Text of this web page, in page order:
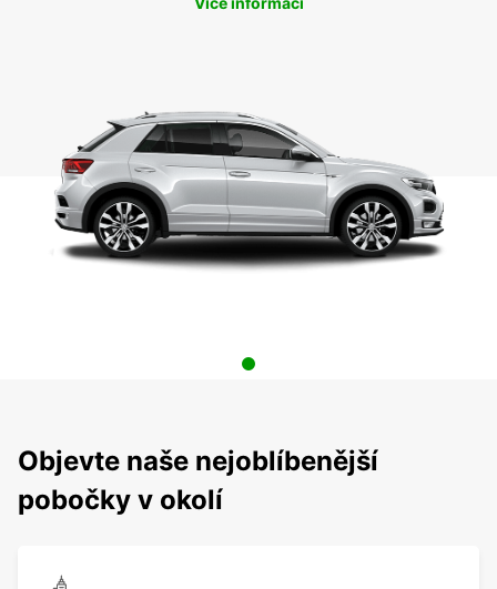
Objevte naše nejoblíbenější
pobočky v okolí